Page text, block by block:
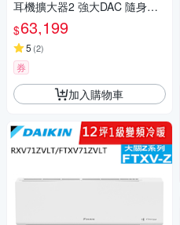
耳機擴大器2 強大DAC 隨身耳
機擴大器
$63,199
5 (2)
券
加入購物車